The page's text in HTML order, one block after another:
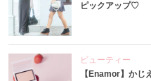
ピックアップ♡
ビューティー
【Enamor】か